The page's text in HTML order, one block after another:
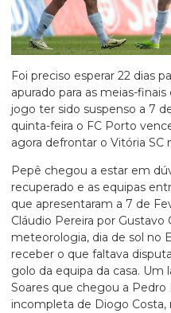
Foi preciso esperar 22 dias
apurado para as meias-
jogo ter sido suspenso a 7
quinta-feira o FC Porto
agora defrontar o Vitória SC
Pepê chegou a estar em
recuperado e as equipas
que apresentaram a 7 de
Cláudio Pereira por Gustavo
meteorologia, dia de sol no
receber o que faltava
golo da equipa da casa.
Soares que chegou a
incompleta de Diogo Costa,